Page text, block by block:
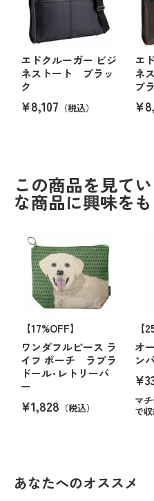
エドクルーガー ビジ
ネストート ブラッ
ク
¥8,107 （税込）
エ
ネ
ブ
この商品を見て
な商品に興味を
【17%OFF】
ワンダフルピース ラ
イフ ポーチ ラブラ
ドール･レトリーバ
ー
¥1,828 （税込）
【
オ
ン
マ
で
あなたへのオススメ